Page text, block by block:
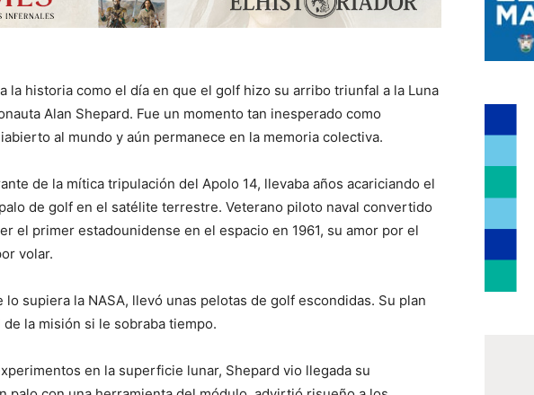
la historia como el día en que el golf hizo su arribo triunfal a la Luna
Alan Shepard. Fue un momento tan inesperado como
al mundo y aún permanece en la memoria colectiva.
de la mítica tripulación del Apolo 14, llevaba años acariciando el
de golf en el satélite terrestre. Veterano piloto naval convertido
el primer estadounidense en el espacio en 1961, su amor por el
volar.
supiera la NASA, llevó unas pelotas de golf escondidas. Su plan
la misión si le sobraba tiempo.
en la superficie lunar, Shepard vio llegada su